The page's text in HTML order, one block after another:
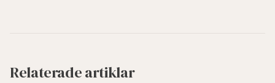
Relaterade artiklar